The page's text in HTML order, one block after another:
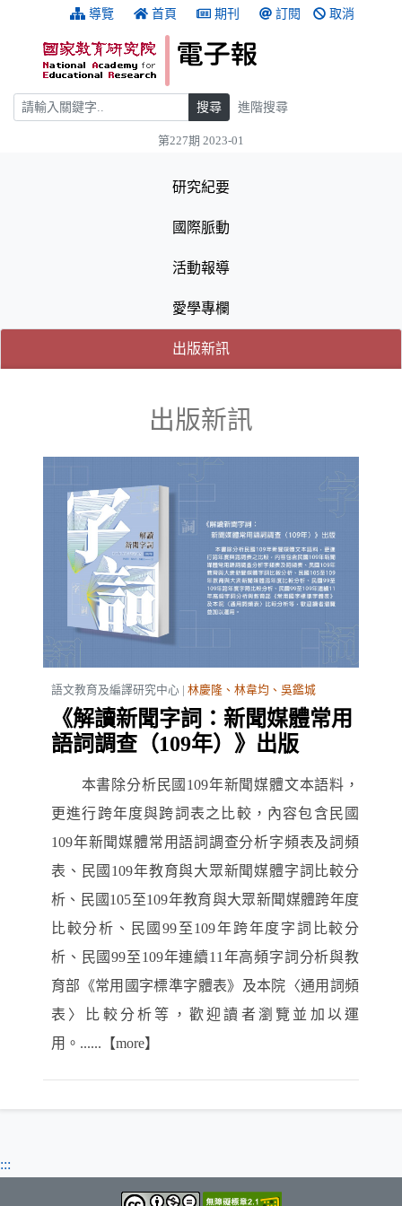
跳到主要內容 導覽 首頁 期刊 訂閱 取消
搜尋 搜尋 進階搜尋
第227期 2023-01
研究紀要
國際脈動
活動報導
愛學專欄
出版新訊
出版新訊
語文教育及編譯研究中心 | 林慶隆、林韋均、吳鑑城
《解讀新聞字詞：新聞媒體常用
語詞調查（109年）》出版
本書除分析民國109年新聞媒體文本語料，
更進行跨年度與跨詞表之比較，內容包含民國
109年新聞媒體常用語詞調查分析字頻表及詞頻
表、民國109年教育與大眾新聞媒體字詞比較分
析、民國105至109年教育與大眾新聞媒體跨年度
比較分析、民國99至109年跨年度字詞比較分
析、民國99至109年連續11年高頻字詞分析與教
育部《常用國字標準字體表》及本院〈通用詞頻
表〉比較分析等，歡迎讀者瀏覽並加以運
用。......【more】
:::